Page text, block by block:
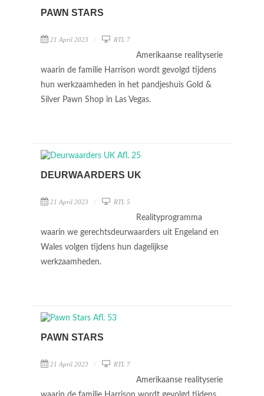
PAWN STARS
21 April 2023 RTL 7
Amerikaanse realityserie
waarin de familie Harrison wordt gevolgd tijdens
hun werkzaamheden in het pandjeshuis Gold &
Silver Pawn Shop in Las Vegas.
DEURWAARDERS UK
21 April 2023 RTL 5
Realityprogramma
waarin we gerechtsdeurwaarders uit Engeland en
Wales volgen tijdens hun dagelijkse
werkzaamheden.
PAWN STARS
21 April 2023 RTL 7
Amerikaanse realityserie